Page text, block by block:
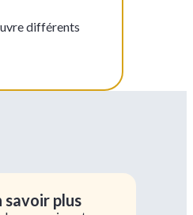
différents
plus